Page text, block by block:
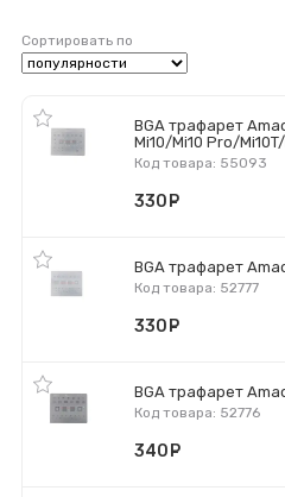
Сортировать по
BGA трафарет
Mi10/Mi10 Pro/
Код товара: 55093
330
BGA трафарет
Код товара: 52777
330
BGA трафарет
Код товара: 52776
340